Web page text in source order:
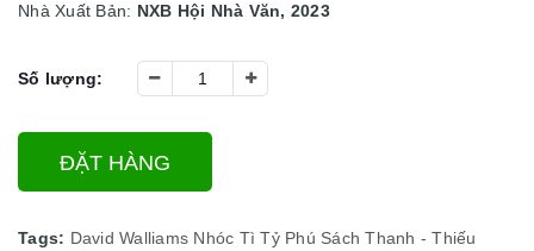
Nhà Xuất Bản: NXB Hội Nhà Văn, 2023
Số lượng:
ĐẶT HÀNG
Tags: David Walliams Nhóc Tì Tỷ Phú Sách Thanh - Thiếu